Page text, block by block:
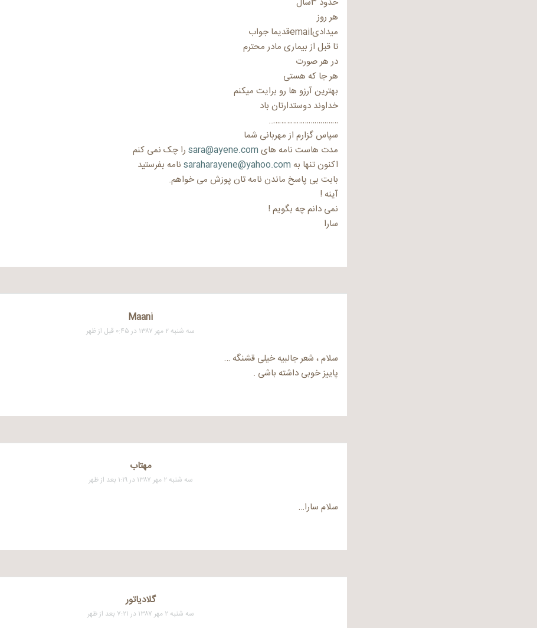
هر روز
میدادیemailقدیما جواب
تا قبل از بیماری مادر محترم
در هر صورت
هر جا که هستی
بهترین آرزو ها رو برایت میکنم
خداوند دوستدارتان باد
……………………………..
سپاس گزارم از مهربانی شما
مدت هاست نامه های sara@ayene.com را چک نمی کنم
اکنون تنها به saraharayene@yahoo.com نامه بفرستید
بابت بی پاسخ ماندن نامه تان پوزش می خواهم.
آینه !
نمی دانم چه بگویم !
سارا
Maani
سه شنبه ۲ مهر ۱۳۸۷ در ۰:۴۵ قبل از ظهر
سلام ، شعر جالبیه خیلی قشنگه …
پاییز خوبی داشته باشی .
مهتاب
سه شنبه ۲ مهر ۱۳۸۷ در ۱:۱۹ بعد از ظهر
سلام سارا…
گلادیاتور
سه شنبه ۲ مهر ۱۳۸۷ در ۷:۲۱ بعد از ظهر